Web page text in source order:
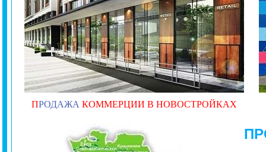
ПРОДАЖА КОММЕРЦИИ В НОВОСТРОЙКАХ